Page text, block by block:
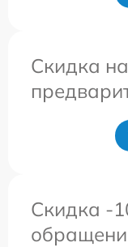
Скидка
Скидка -